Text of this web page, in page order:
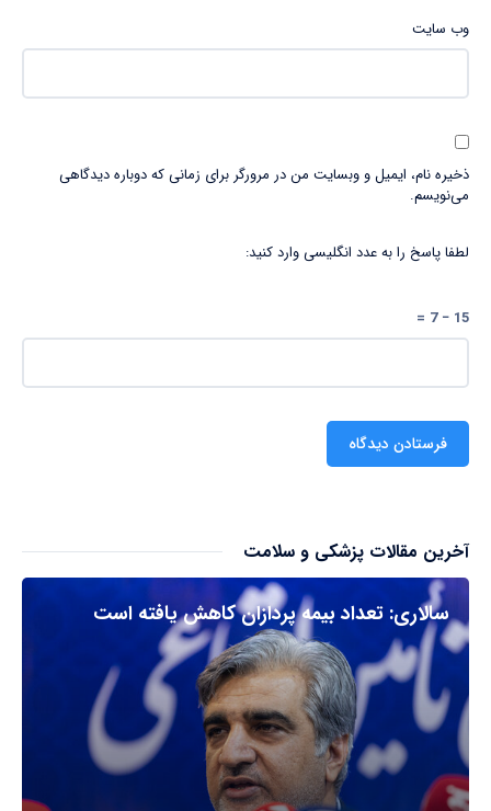
وب‌ سایت
ذخیره نام، ایمیل و وبسایت من در مرورگر برای زمانی که دوباره دیدگاهی
می‌نویسم.
لطفا پاسخ را به عدد انگلیسی وارد کنید:
15 − 7 =
آخرین مقالات پزشکی و سلامت
سالاری: تعداد بیمه پردازان کاهش یافته است